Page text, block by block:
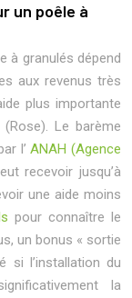
un poêle à
à granulés dépend
aux revenus très
plus importante
Le barème
l’ANAH (Agence
recevoir jusqu’à
une aide moins
pour connaître le
un bonus « sortie
si l’installation du
la